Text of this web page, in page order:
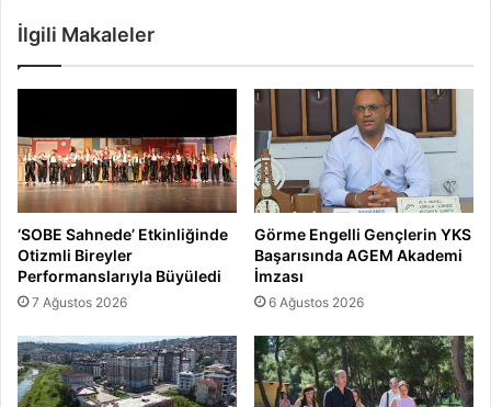
İlgili Makaleler
‘SOBE Sahnede’ Etkinliğinde
Otizmli Bireyler
Performanslarıyla Büyüledi
7 Ağustos 2026
Görme Engelli Gençlerin YKS
Başarısında AGEM Akademi
İmzası
6 Ağustos 2026